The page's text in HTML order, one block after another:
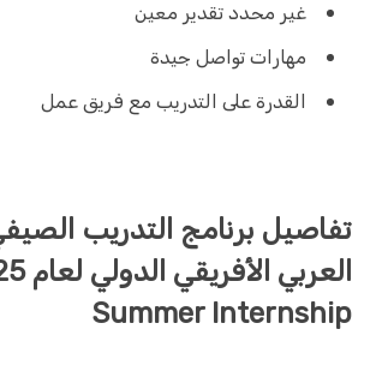
غير محدد تقدير معين
مهارات تواصل جيدة
القدرة على التدريب مع فريق عمل
تفاصيل برنامج التدريب
Summer Internship